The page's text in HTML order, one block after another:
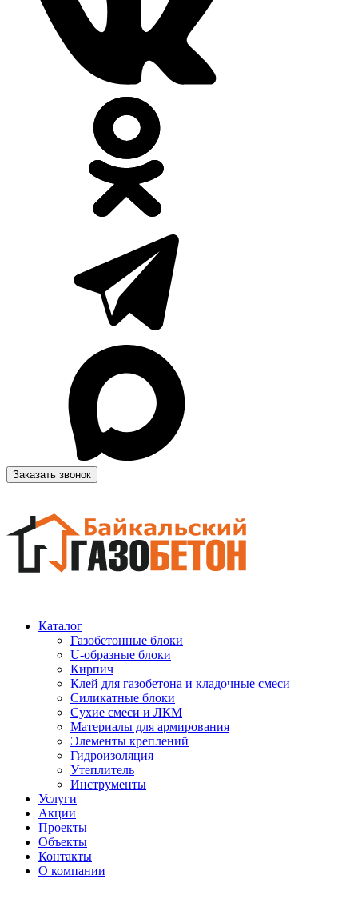
Заказать звонок
Каталог
Газобетонные блоки
U-образные блоки
Кирпич
Клей для газобетона и кладочные смеси
Силикатные блоки
Сухие смеси и ЛКМ
Материалы для армирования
Элементы креплений
Гидроизоляция
Утеплитель
Инструменты
Услуги
Акции
Проекты
Объекты
Контакты
О компании